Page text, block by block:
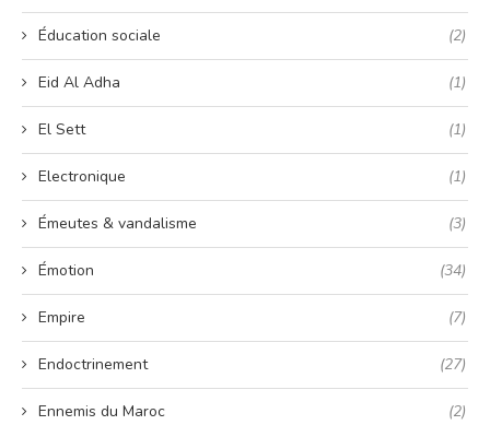
Éducation sociale (2)
Eid Al Adha (1)
El Sett (1)
Electronique (1)
Émeutes & vandalisme (3)
Émotion (34)
Empire (7)
Endoctrinement (27)
Ennemis du Maroc (2)